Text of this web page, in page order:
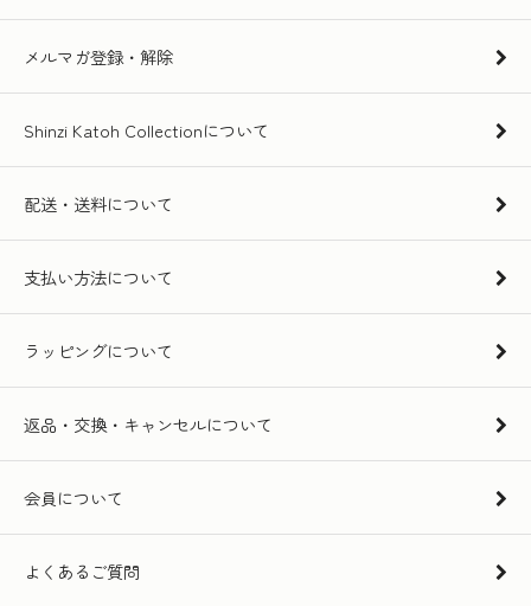
メルマガ登録・解除
Shinzi Katoh Collectionについて
配送・送料について
支払い方法について
ラッピングについて
返品・交換・キャンセルについて
会員について
よくあるご質問